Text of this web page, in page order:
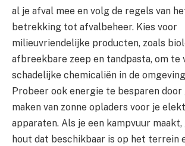
al je afval mee en volg de regels van
betrekking tot afvalbeheer. Kies voor
milieuvriendelijke producten, zoals
afbreekbare zeep en tandpasta, om te
schadelijke chemicaliën in de
Probeer ook energie te besparen
maken van zonne opladers voor je
apparaten. Als je een kampvuur
hout dat beschikbaar is op het terrein